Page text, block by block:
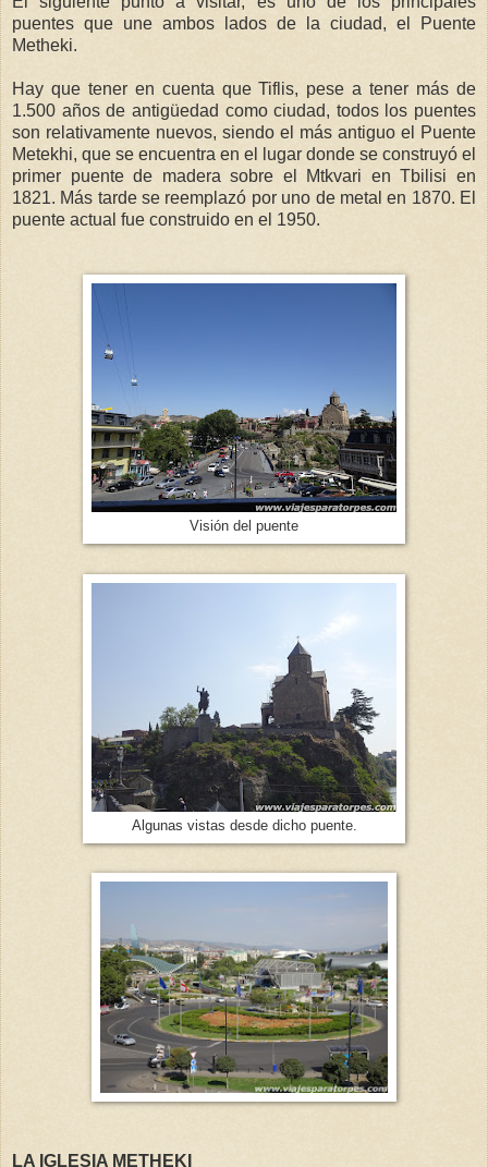
puentes que une ambos lados de la ciudad, el Puente
Metheki.
Hay que tener en cuenta que Tiflis, pese a tener más de
1.500 años de antigüedad como ciudad, todos los puentes
son relativamente nuevos, siendo el más antiguo el Puente
Metekhi, que se encuentra en el lugar donde se construyó el
primer puente de madera sobre el Mtkvari en Tbilisi en
1821. Más tarde se reemplazó por uno de metal en 1870. El
puente actual fue construido en el 1950.
Visión del puente
Algunas vistas desde dicho puente.
LA IGLESIA METHEKI